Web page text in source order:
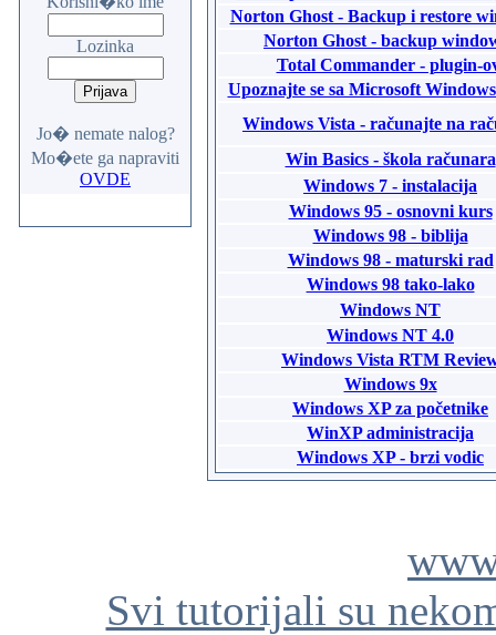
Lozinka
Jo� nemate nalog?
Mo�ete ga napraviti
OVDE
Norton Ghost - Backup i restore
Norton Ghost - backup
Total Commander - plugin-
Upoznajte se sa Microsoft
Windows Vista - računajte na
Win Basics - škola računara
Windows 7 - instalacija
Windows 95 - osnovni kurs
Windows 98 - biblija
Windows 98 - maturski rad
Windows 98 tako-lako
Windows NT
Windows NT 4.0
Windows Vista RTM
Windows 9x
Windows XP za početnike
WinXP administracija
Windows XP - brzi vodic
Svi tutorijali su